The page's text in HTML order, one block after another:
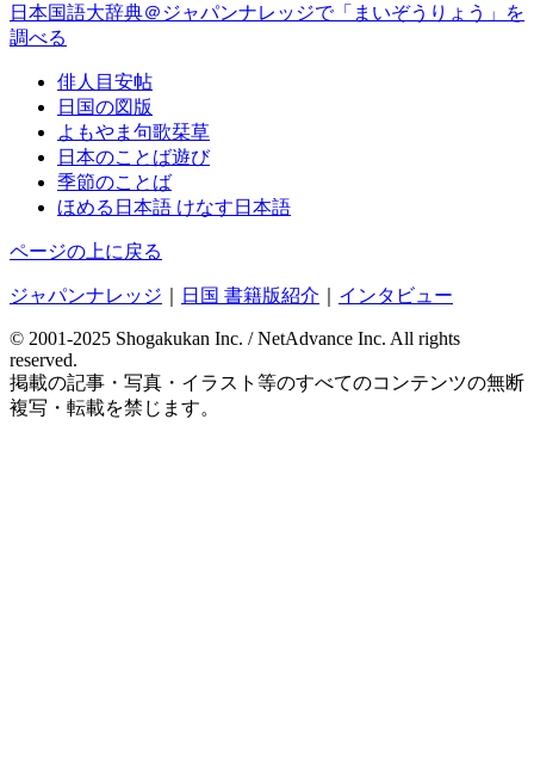
日本国語大辞典＠ジャパンナレッジで「まいぞうりょう」を
調べる
俳人目安帖
日国の図版
よもやま句歌栞草
日本のことば遊び
季節のことば
ほめる日本語 けなす日本語
ページの上に戻る
ジャパンナレッジ 日国 書籍版紹介 インタビュー
© 2001-2025 Shogakukan Inc. / NetAdvance Inc. All rights
reserved.
掲載の記事・写真・イラスト等のすべてのコンテンツの無断
複写・転載を禁じます。